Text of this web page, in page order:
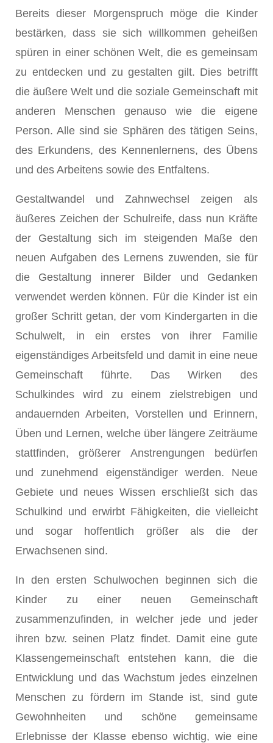
Bereits dieser Morgenspruch möge die Kinder
bestärken, dass sie sich willkommen geheißen
spüren in einer schönen Welt, die es gemeinsam
zu entdecken und zu gestalten gilt. Dies betrifft
die äußere Welt und die soziale Gemeinschaft mit
anderen Menschen genauso wie die eigene
Person. Alle sind sie Sphären des tätigen Seins,
des Erkundens, des Kennenlernens, des Übens
und des Arbeitens sowie des Entfaltens.
Gestaltwandel und Zahnwechsel zeigen als
äußeres Zeichen der Schulreife, dass nun Kräfte
der Gestaltung sich im steigenden Maße den
neuen Aufgaben des Lernens zuwenden, sie für
die Gestaltung innerer Bilder und Gedanken
verwendet werden können. Für die Kinder ist ein
großer Schritt getan, der vom Kindergarten in die
Schulwelt, in ein erstes von ihrer Familie
eigenständiges Arbeitsfeld und damit in eine neue
Gemeinschaft führte. Das Wirken des
Schulkindes wird zu einem zielstrebigen und
andauernden Arbeiten, Vorstellen und Erinnern,
Üben und Lernen, welche über längere Zeiträume
stattfinden, größerer Anstrengungen bedürfen
und zunehmend eigenständiger werden. Neue
Gebiete und neues Wissen erschließt sich das
Schulkind und erwirbt Fähigkeiten, die vielleicht
und sogar hoffentlich größer als die der
Erwachsenen sind.
In den ersten Schulwochen beginnen sich die
Kinder zu einer neuen Gemeinschaft
zusammenzufinden, in welcher jede und jeder
ihren bzw. seinen Platz findet. Damit eine gute
Klassengemeinschaft entstehen kann, die die
Entwicklung und das Wachstum jedes einzelnen
Menschen zu fördern im Stande ist, sind gute
Gewohnheiten und schöne gemeinsame
Erlebnisse der Klasse ebenso wichtig, wie eine